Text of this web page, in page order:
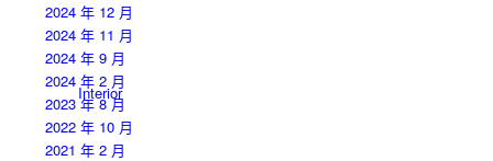
Interior
2024 年 12 月
2024 年 11 月
2024 年 9 月
2024 年 2 月
2023 年 8 月
2022 年 10 月
2021 年 2 月